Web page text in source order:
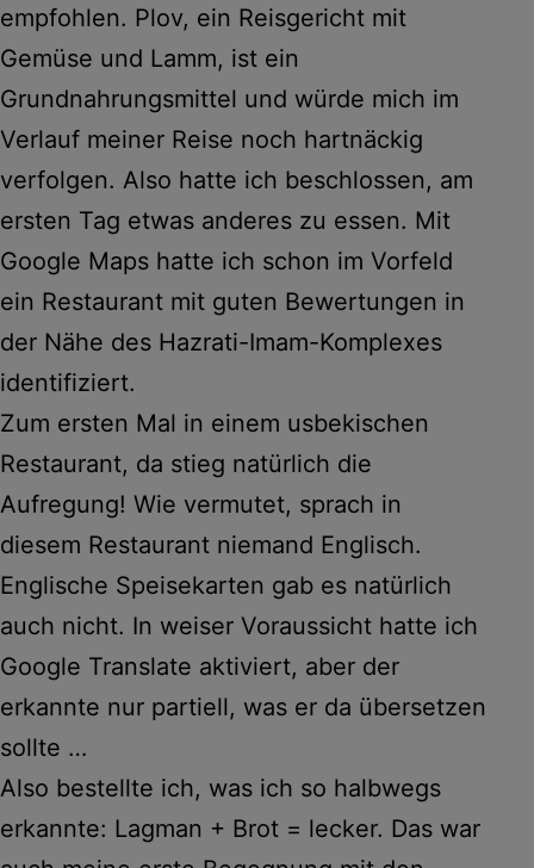
empfohlen. Plov, ein Reisgericht mit
Gemüse und Lamm, ist ein
Grundnahrungsmittel und würde mich im
Verlauf meiner Reise noch hartnäckig
verfolgen. Also hatte ich beschlossen, am
ersten Tag etwas anderes zu essen. Mit
Google Maps hatte ich schon im Vorfeld
ein Restaurant mit guten Bewertungen in
der Nähe des Hazrati-Imam-Komplexes
identifiziert.
Zum ersten Mal in einem usbekischen
Restaurant, da stieg natürlich die
Aufregung! Wie vermutet, sprach in
diesem Restaurant niemand Englisch.
Englische Speisekarten gab es natürlich
auch nicht. In weiser Voraussicht hatte ich
Google Translate aktiviert, aber der
erkannte nur partiell, was er da übersetzen
sollte …
Also bestellte ich, was ich so halbwegs
erkannte: Lagman + Brot = lecker. Das war